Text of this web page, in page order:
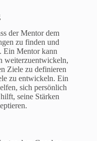
der Mentor dem
zu finden und
Ein Mentor kann
weiterzuentwickeln,
Ziele zu definieren
zu entwickeln. Ein
sich persönlich
seine Stärken